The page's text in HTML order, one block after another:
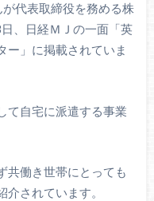
代表取締役を務める株
、日経ＭＪの一面「英
ー」に掲載されていま
て自宅に派遣する事業
共働き世帯にとっても
されています。